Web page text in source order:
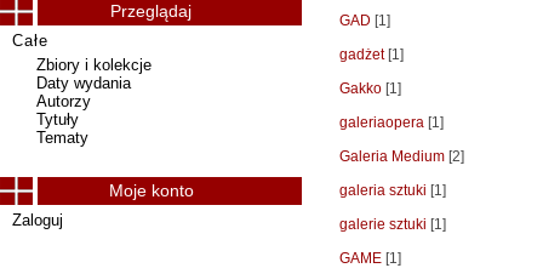
GAD [1]
gadżet[1]
Gakko [1]
galeriaopera [1]
Galeria Medium [2]
galeria sztuki [1]
galerie sztuki [1]
GAME [1]
Przeglądaj
Całe
Zbiory i kolekcje
Daty wydania
Autorzy
Tytuły
Tematy
Moje konto
Zaloguj